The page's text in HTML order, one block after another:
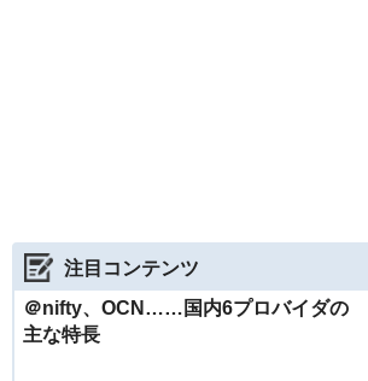
注目コンテンツ
＠nifty、OCN……国内6プロバイダの
主な特長